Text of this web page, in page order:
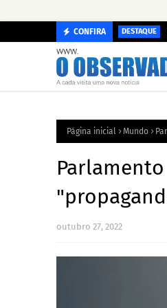
CONFIRA DESTAQUE
Página inicial Mundo
outubro 27, 2022